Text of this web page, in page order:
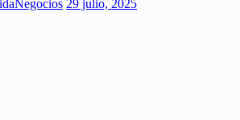
Negocios 29 julio, 2025